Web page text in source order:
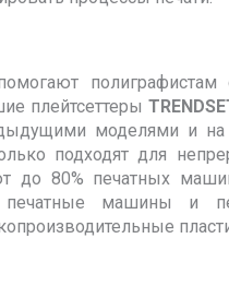
полиграфистам
плейтсеттеры
моделями и
подходят для
до 80% печатных
машины и